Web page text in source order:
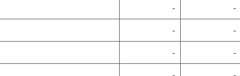
- -
- -
- -